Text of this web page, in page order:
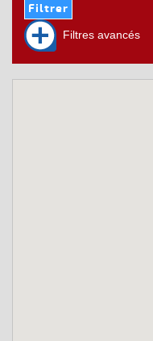
Filtres avancés